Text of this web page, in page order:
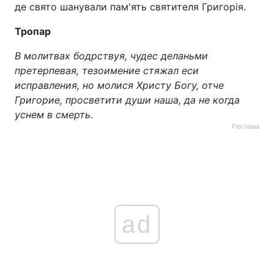
де свято шанували пам'ять святителя Григорія.
Тропар
В молитвах бодрствуя, чудес деланьми
претерпевая, тезоимение стяжал еси
исправления, но молися Христу Богу, отче
Григорие, просветити души наша, да не когда
уснем в смерть.
Реклама
ad